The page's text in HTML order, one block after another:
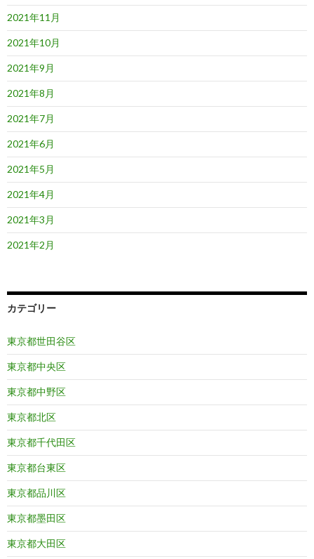
2021年11月
2021年10月
2021年9月
2021年8月
2021年7月
2021年6月
2021年5月
2021年4月
2021年3月
2021年2月
カテゴリー
東京都世田谷区
東京都中央区
東京都中野区
東京都北区
東京都千代田区
東京都台東区
東京都品川区
東京都墨田区
東京都大田区